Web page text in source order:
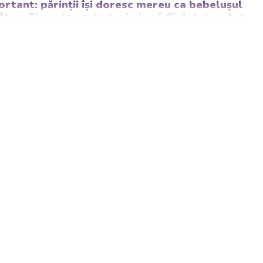
părinții își doresc mereu ca bebelușul
Și pentru asta trebuie să fii dotat cu tot